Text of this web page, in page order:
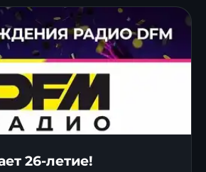
26-летие!